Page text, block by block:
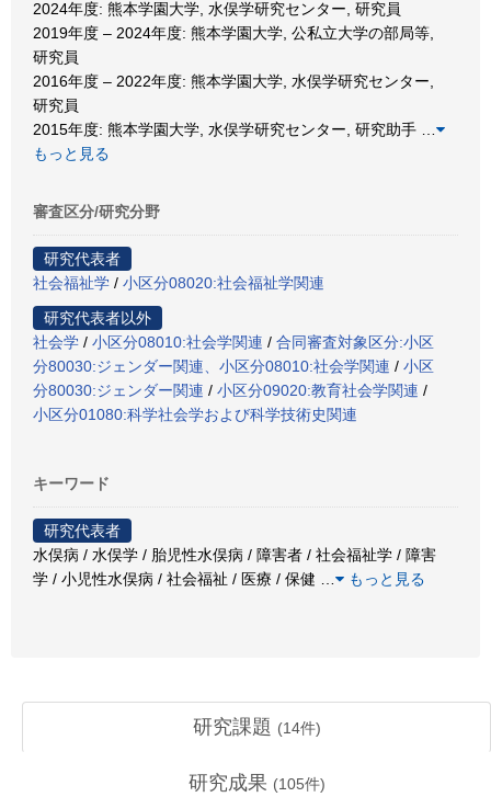
2024年度: 熊本学園大学, 水俣学研究センター, 研究員
2019年度 – 2024年度: 熊本学園大学, 公私立大学の部局等,
研究員
2016年度 – 2022年度: 熊本学園大学, 水俣学研究センター,
研究員
2015年度: 熊本学園大学, 水俣学研究センター, 研究助手
もっと見る
審査区分/研究分野
研究代表者
社会福祉学 / 小区分08020:社会福祉学関連
研究代表者以外
社会学 / 小区分08010:社会学関連 / 合同審査対象区分:小区
分80030:ジェンダー関連、小区分08010:社会学関連 / 小区
分80030:ジェンダー関連 / 小区分09020:教育社会学関連 /
小区分01080:科学社会学および科学技術史関連
キーワード
研究代表者
水俣病 / 水俣学 / 胎児性水俣病 / 障害者 / 社会福祉学 / 障害
学 / 小児性水俣病 / 社会福祉 / 医療 / 保健
もっと見る
研究課題 (14件)
研究成果 (105件)